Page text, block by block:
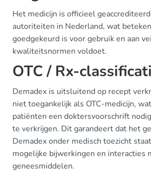
Het medicijn is officieel
autoriteiten in Nederland, wat
goedgekeurd is voor gebruik en aan
kwaliteitsnormen voldoet.
OTC / Rx-
Demadex is uitsluitend op recept
niet toegankelijk als OTC-medicijn,
patiënten een doktersvoorschrift
te verkrijgen. Dit garandeert dat het
Demadex onder medisch toezicht
mogelijke bijwerkingen en interacties
geneesmiddelen.